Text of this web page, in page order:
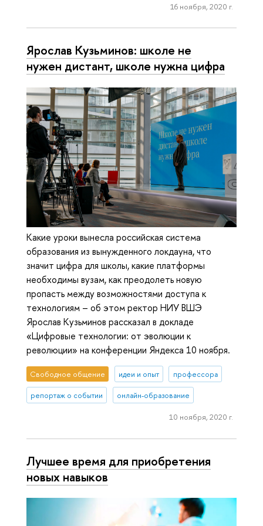
16 ноября, 2020 г.
Ярослав Кузьминов: школе не
нужен дистант, школе нужна цифра
Какие уроки вынесла российская система
образования из вынужденного локдауна, что
значит цифра для школы, какие платформы
необходимы вузам, как преодолеть новую
пропасть между возможностями доступа к
технологиям – об этом ректор НИУ ВШЭ
Ярослав Кузьминов рассказал в докладе
«Цифровые технологии: от эволюции к
революции» на конференции Яндекса 10 ноября.
Свободное общение идеи и опыт профессора
репортаж о событии онлайн-образование
10 ноября, 2020 г.
Лучшее время для приобретения
новых навыков